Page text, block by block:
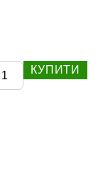
КУПИТИ